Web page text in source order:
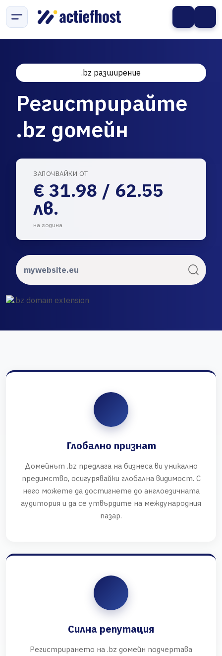
.bz разширение
Регистрирайте
.bz домейн
ЗАПОЧВАЙКИ ОТ
€ 31.98 / 62.55
лв.
на година
Глобално признат
Домейнът .bz предлага на бизнеса ви уникално
предимство, осигурявайки глобална видимост. С
него можете да достигнете до англоезичната
аудитория и да се утвърдите на международния
пазар.
Силна репутация
Регистрирането на .bz домейн подчертава